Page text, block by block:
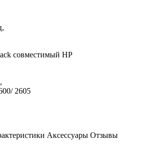
совместимый HP
2605
Аксессуары Отзывы